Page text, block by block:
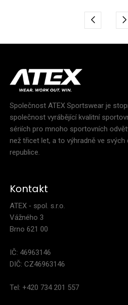
Společnost ATEX Sportswear je
společnost vyrábějící kvalitní
sériích pro mnoho sportovních
než třicet let, a to výhradně ve svých
republice.
Kontakt
ATEX - spol. s.r.o.
Vážného 3
Brno 621 00
IČ: 46963146
DIČ: CZ46963146
Tel: +420 734 201 557